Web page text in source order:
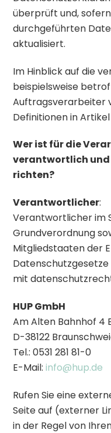
überprüft und,
durchgeführten
aktualisiert.
Im Hinblick auf die
beispielsweise
Auftragsverarbeiter
Definitionen in Artikel
Wer ist für die
verantwortlich und
richten?
Verantwortlicher:
Verantwortlicher im
Grundverordnung
Mitgliedstaaten der
mit
HUP GmbH
Am Alten Bahnhof 4
D-38122
Tel.: 0531 281 81-0
E-Mail:info@hup.de
Rufen Sie eine
Seite auf (externer
in der Regel von